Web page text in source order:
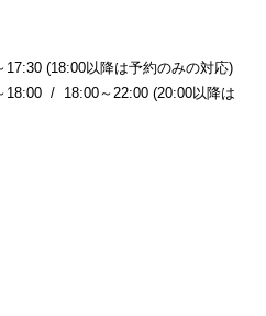
17:30 (18:00以降は予約のみの対応)
18:00 / 18:00～22:00 (20:00以降は